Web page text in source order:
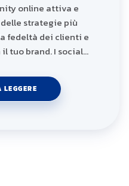
online attiva e
strategie più
fedeltà dei clienti e
tuo brand. I social…